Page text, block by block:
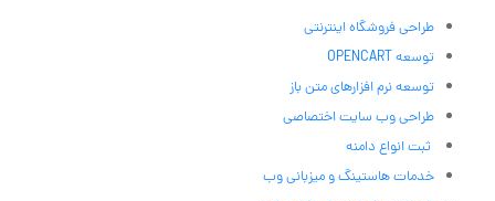
طراحی فروشگاه اینترنتی
توسعه OPENCART
توسعه نرم افزارهای متن باز
طراحی وب سایت اختصاصی
ثبت انواع دامنه
خدمات هاستینگ و میزبانی وب